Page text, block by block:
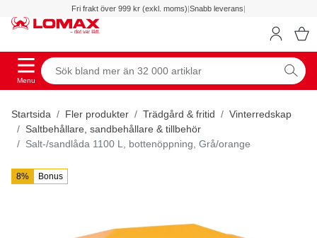
Fri frakt över 999 kr (exkl. moms)|Snabb leverans|
Menu
Startsida Fler produkter Trädgård & fritid
Vinterredskap
Saltbehållare, sandbehållare & tillbehör
Salt-/sandlåda 1100 L, bottenöppning, Grå/orange
8% Bonus